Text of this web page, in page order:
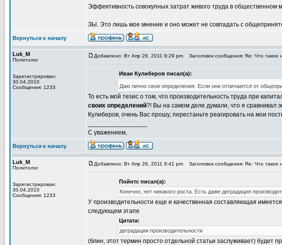
Эффективность совокупных затрат живого труда в
ЗЫ. Это лишь мое мнение и оно может не совпадать с
Вернуться к началу
Luk_M
Политолог
Зарегистрирован:
30.04.2010
Сообщения: 1233
Добавлено: Вт Апр 26, 2011 9:29 pm Заголовок сообщения: Re: Что такое
Иван Кулиберов писал(а):
Даю лично свои определения. Если они отличаются от
То есть мой тезис о том, что производительность труда при
своих определений?! Вы на самом деле думали, что я сравнивал
Кулиберов, очень Вас прошу, перестаньте реагировать на мои
С уважением,
Вернуться к началу
Luk_M
Политолог
Зарегистрирован:
30.04.2010
Сообщения: 1233
Добавлено: Вт Апр 26, 2011 9:41 pm Заголовок сообщения: Re: Что такое
Пойнтс писал(а):
Конечно, нет никакого роста. Есть даже деградация
У производительности еще и качественная составляющая
следующем этапе
Цитата:
деградации производительности
(блин, этот термин просто отдельной статьи заслуживает) будет